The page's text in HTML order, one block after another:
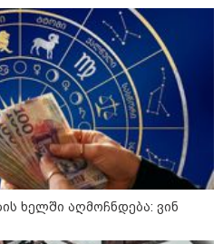
მდებარე
40-50%-იან
იღებენ, საკმაოდ დიდი
წავალთ - მეგონა,
მოიფიქრებდა და ბიზნესს
მლნ ლარი თბილისის
ბაღების საკვებისთვის -
ყიდულობს
ხელში აღმოჩნდება: ვინ